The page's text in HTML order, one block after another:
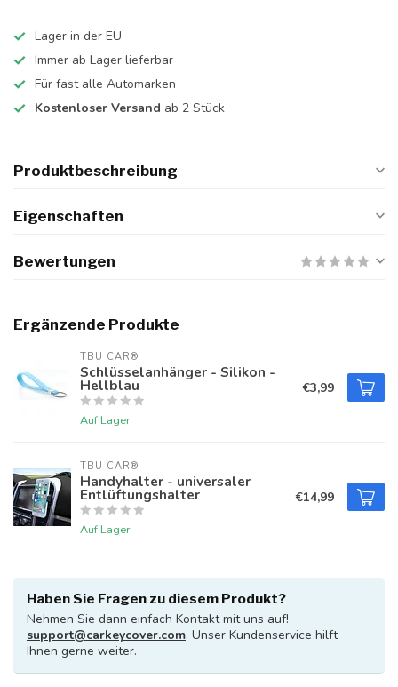
Lager in der EU
Immer ab Lager lieferbar
Für fast alle Automarken
Kostenloser Versand ab 2 Stück
Produktbeschreibung
Eigenschaften
Bewertungen
Ergänzende Produkte
TBU CAR®
Schlüsselanhänger - Silikon -
Hellblau
Auf Lager
€3,99
TBU CAR®
Handyhalter - universaler
Entlüftungshalter
Auf Lager
€14,99
Haben Sie Fragen zu diesem Produkt?
Nehmen Sie dann einfach Kontakt mit uns auf!
support@carkeycover.com. Unser Kundenservice hilft
Ihnen gerne weiter.